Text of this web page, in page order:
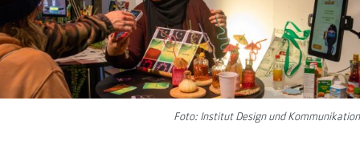
Foto: Institut Design und Kommunikation